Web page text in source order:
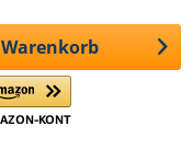
Warenkorb